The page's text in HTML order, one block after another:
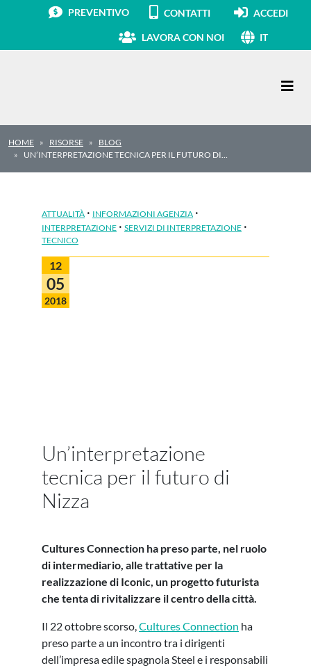
PREVENTIVO CONTATTI ACCEDI
LAVORA CON NOI IT
HOME RISORSE
BLOG
UN’INTERPRETAZIONE TECNICA PER IL FUTURO DI…
ATTUALITÀ · INFORMAZIONI AGENZIA ·
INTERPRETAZIONE · SERVIZI DI INTERPRETAZIONE ·
TECNICO
12
05
2018
Un’interpretazione
tecnica per il futuro di
Nizza
Cultures Connection ha preso parte, nel ruolo
di intermediario, alle trattative per la
realizzazione di Iconic, un progetto futurista
che tenta di rivitalizzare il centro della città.
Il 22 ottobre scorso,Cultures Connection ha
preso parte a un incontro tra i dirigenti
dell’impresa edile spagnola Steel e i responsabili